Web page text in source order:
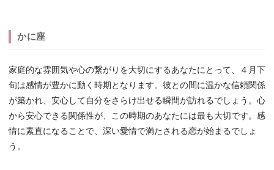
かに座
家庭的な雰囲気や心の繋がりを大切にするあなたにとって、４月下
旬は感情が豊かに動く時期となります。彼との間に温かな信頼関係
が築かれ、安心して自分をさらけ出せる瞬間が訪れるでしょう。心
から安心できる関係性が、この時期のあなたには最も大切です。感
情に素直になることで、深い愛情で満たされる恋が始まるでしょ
う。